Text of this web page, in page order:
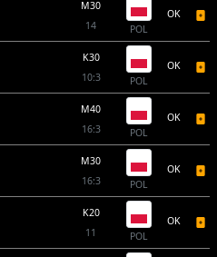
M30
14
POL
OK
K30
10:3
POL
OK
M40
16:3
POL
OK
M30
16:3
POL
OK
K20
11
POL
OK